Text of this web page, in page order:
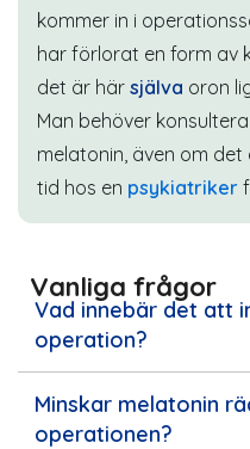
kommer in i
har förlorat en form av
det är här själva oron
Man behöver
melatonin, även om
tid hos en psykiatriker
Vanliga frågor
Vad innebär det att
operation?
Minskar melatonin
operationen?